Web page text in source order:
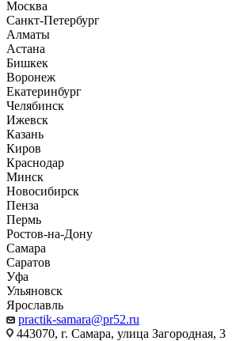
Москва
Санкт-Петербург
Алматы
Астана
Бишкек
Воронеж
Екатеринбург
Челябинск
Ижевск
Казань
Киров
Краснодар
Минск
Новосибирск
Пенза
Пермь
Ростов-на-Дону
Самара
Саратов
Уфа
Ульяновск
Ярославль
practik-samara@pr52.ru
443070, г. Самара, улица Загородная, 3